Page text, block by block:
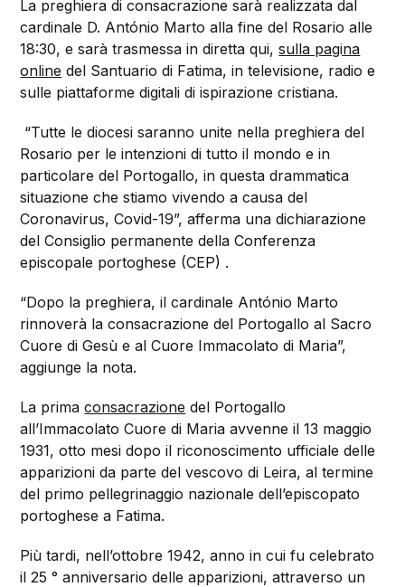
La preghiera di consacrazione sarà realizzata dal
cardinale D. António Marto alla fine del Rosario alle
18:30, e sarà trasmessa in diretta qui,sulla pagina
online del Santuario di Fatima, in televisione, radio e
sulle piattaforme digitali di ispirazione cristiana.
“Tutte le diocesi saranno unite nella preghiera del
Rosario per le intenzioni di tutto il mondo e in
particolare del Portogallo, in questa drammatica
situazione che stiamo vivendo a causa del
Coronavirus, Covid-19”, afferma una dichiarazione
del Consiglio permanente della Conferenza
episcopale portoghese (CEP) .
“Dopo la preghiera, il cardinale António Marto
rinnoverà la consacrazione del Portogallo al Sacro
Cuore di Gesù e al Cuore Immacolato di Maria”,
aggiunge la nota.
La primaconsacrazione del Portogallo
all’Immacolato Cuore di Maria avvenne il 13 maggio
1931, otto mesi dopo il riconoscimento ufficiale delle
apparizioni da parte del vescovo di Leira, al termine
del primo pellegrinaggio nazionale dell’episcopato
portoghese a Fatima.
Più tardi, nell’ottobre 1942, anno in cui fu celebrato
il 25 ° anniversario delle apparizioni, attraverso un